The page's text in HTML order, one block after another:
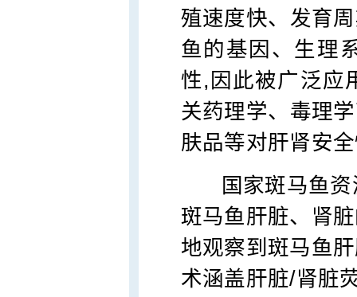
殖速度快、发育
鱼的基因、生理
性,因此被广泛应
关药理学、毒理
肤品等对肝肾安
国家斑马鱼
斑马鱼肝脏、肾
地观察到斑马鱼
术涵盖肝脏/肾脏